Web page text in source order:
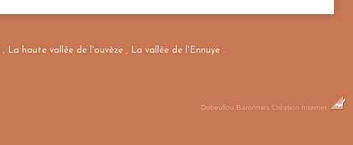
, La haute vallée de l'ouvèze , La vallée de l'Ennuye .
Dobeuliou Baronnies Création Internet